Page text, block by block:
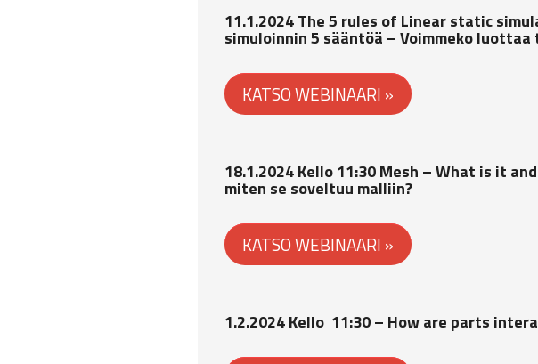
11.1.2024 The 5 rules of Linear static
simuloinnin 5 sääntöä – Voimmeko luottaa
KATSO WEBINAARI »
18.1.2024 Kello 11:30 Mesh – What is it
miten se soveltuu malliin?
KATSO WEBINAARI »
1.2.2024 Kello 11:30– How are parts